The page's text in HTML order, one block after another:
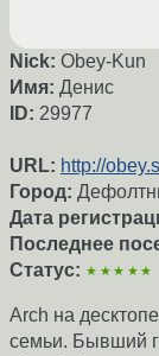
Nick: Obey-Kun
Имя: Денис
ID: 29977
URL: http://
Город:
Дата
Последнее
Статус: ★★★★★
Arch на
семьи. Бывший